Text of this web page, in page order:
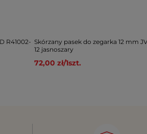
R41002- Skórzany pasek do zegarka 12 mm
12 jasnoszary
72,00 zł/1szt.